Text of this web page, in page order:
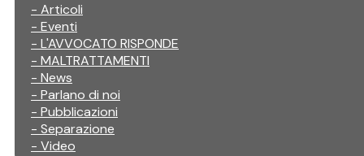
- Articoli
- Eventi
- L'AVVOCATO RISPONDE
- MALTRATTAMENTI
- News
- Parlano di noi
- Pubblicazioni
- Separazione
- Video